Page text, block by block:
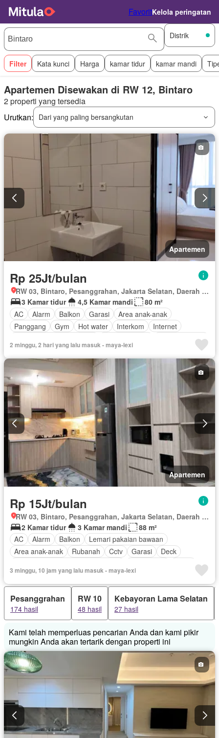
FavoritKelola peringatan
Distrik
Filter Kata kunci Harga kamar tidur kamar mandi
Apartemen Disewakan di RW 12, Bintaro
2 properti yang tersedia
Urutkan:
Dari yang paling bersangkutan
Apartemen
Rp 25Jt/bulan
RW 03, Bintaro, Pesanggrahan, Jakarta Selatan, Daerah Khusus Ibukota Jakarta
3 Kamar tidur
4,5 Kamar mandi
80 m²
AC
Alarm Balkon Garasi
Area anak-anak
Panggang
Gym Hot water Interkom
Internet
Secure parking
Keamanan
Kolam renang Telephone
Televisi
Deck
Pramutamu Cctv Rubanah
Dapur lengkap
Lemari pakaian bawaan
Taman
Akses bagi penyandang disabilitas
Fully fenced
Perapian
Listrik
Pemanasan Rumah jaga Jacuzzi
Gas alam
Angkat
Pustaka
Dapur terpadu
Pemandangan panorama
Ruang kantor
Sauna
Taman atap
Ruang layanan Kabel video
Air
Wifi Keamanan 24 jam
Halaman
Berperabot lengkap
2 minggu, 2 hari yang lalu masuk - maya-lexi
Apartemen
Rp 15Jt/bulan
RW 03, Bintaro, Pesanggrahan, Jakarta Selatan, Daerah Khusus Ibukota Jakarta
2 Kamar tidur
3 Kamar mandi
88 m²
AC
Alarm Balkon
Lemari pakaian bawaan
Area anak-anak
Rubanah Cctv Garasi
Deck
Taman
Fully fenced Perapian
Dapur lengkap
Pemanasan
Gym Panggang
Rumah jaga
Dapur terpadu
Hot water Interkom Internet
Jacuzzi
Gas alam
Pustaka
Pemandangan panorama
Taman atap
Sauna Keamanan
Secure parking
Kolam renang
Ruang layanan Telephone
Spa
Keamanan 24 jam
Lapangan tenis
Air
Kabel video
Berperabot lengkap
3 minggu, 10 jam yang lalu masuk - maya-lexi
Pesanggrahan
174 hasil
RW 10
48 hasil
Kebayoran Lama Selatan
27 hasil
Kami telah memperluas pencarian Anda dan kami pikir
mungkin Anda akan tertarik dengan properti ini